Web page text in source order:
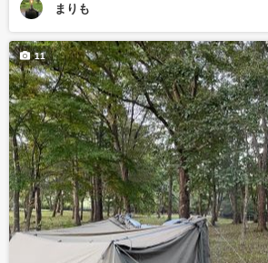
まりも
11